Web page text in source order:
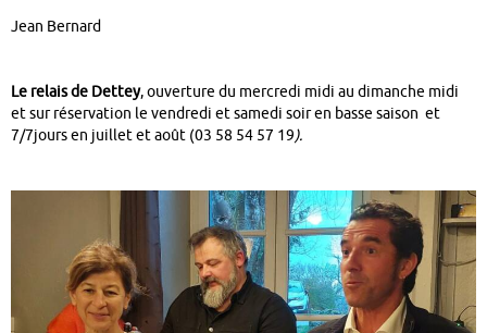
Jean Bernard
Le relais de Dettey, ouverture du mercredi midi au dimanche midi
et sur réservation le vendredi et samedi soir en basse saison et
7/7jours en juillet et août (03 58 54 57 19).